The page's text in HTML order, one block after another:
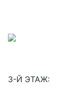
3-Й ЭТАЖ: